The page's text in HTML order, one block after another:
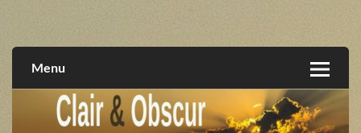
extrêmes, alternatives, texturales
Menu